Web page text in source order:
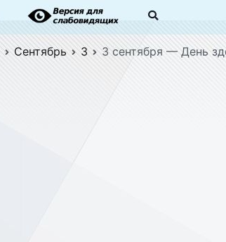
Сентябрь 3 3 сентября — День